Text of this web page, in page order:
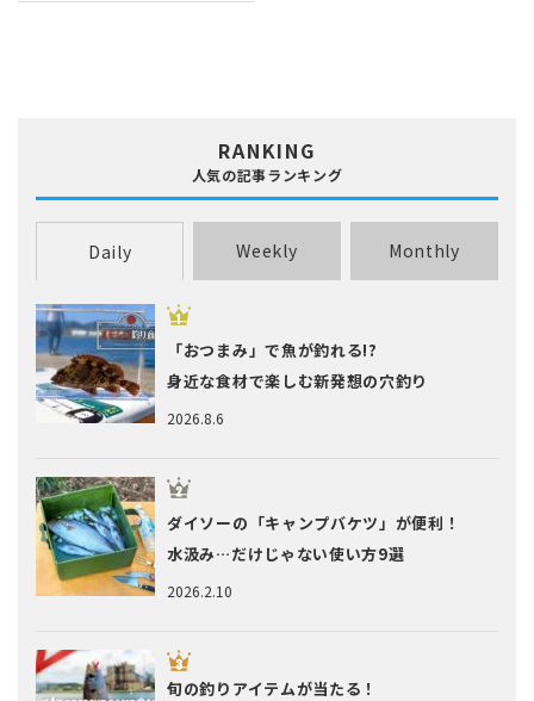
RANKING
人気の記事ランキング
Daily Weekly Monthly
2026.8.6
「おつまみ」で魚が釣れる!?
身近な食材で楽しむ新発想の穴釣り
2026.2.10
ダイソーの「キャンプバケツ」が便利！
水汲み…だけじゃない使い方9選
旬の釣りアイテムが当たる！